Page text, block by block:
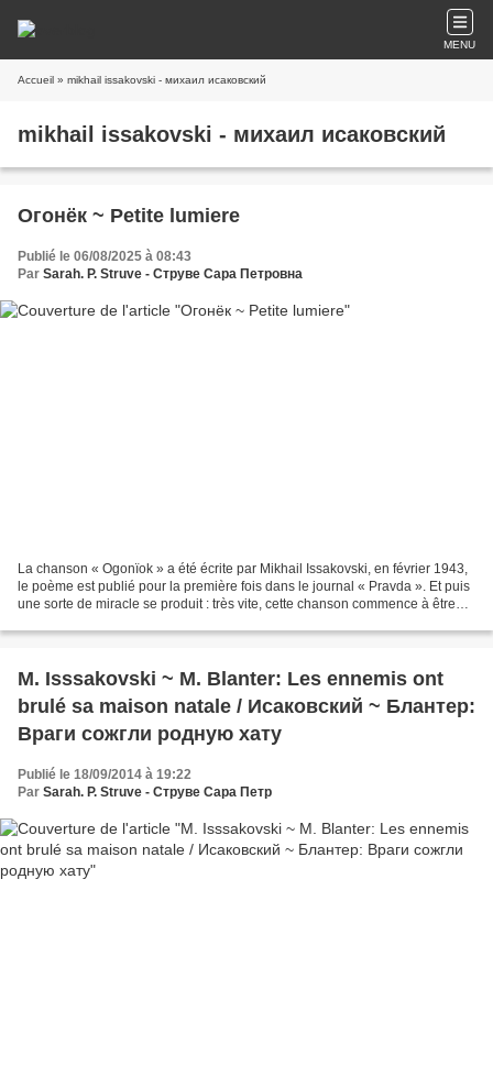
MENU
Accueil » mikhail issakovski - михаил исаковский
mikhail issakovski - михаил исаковский
Огонёк ~ Petite lumiere
Publié le 06/08/2025 à 08:43
Par Sarah. P. Struve - Струве Сара Петровна
La chanson « Ogonïok » a été écrite par Mikhail Issakovski, en février 1943,
le poème est publié pour la première fois dans le journal « Pravda ». Et puis
une sorte de miracle se produit : très vite, cette chanson commence à être
M. Isssakovski ~ M. Blanter: Les ennemis ont
brulé sa maison natale / Исаковский ~ Блантер:
Враги сожгли родную хату
Publié le 18/09/2014 à 19:22
Par Sarah. P. Struve - Струве Сара Петр